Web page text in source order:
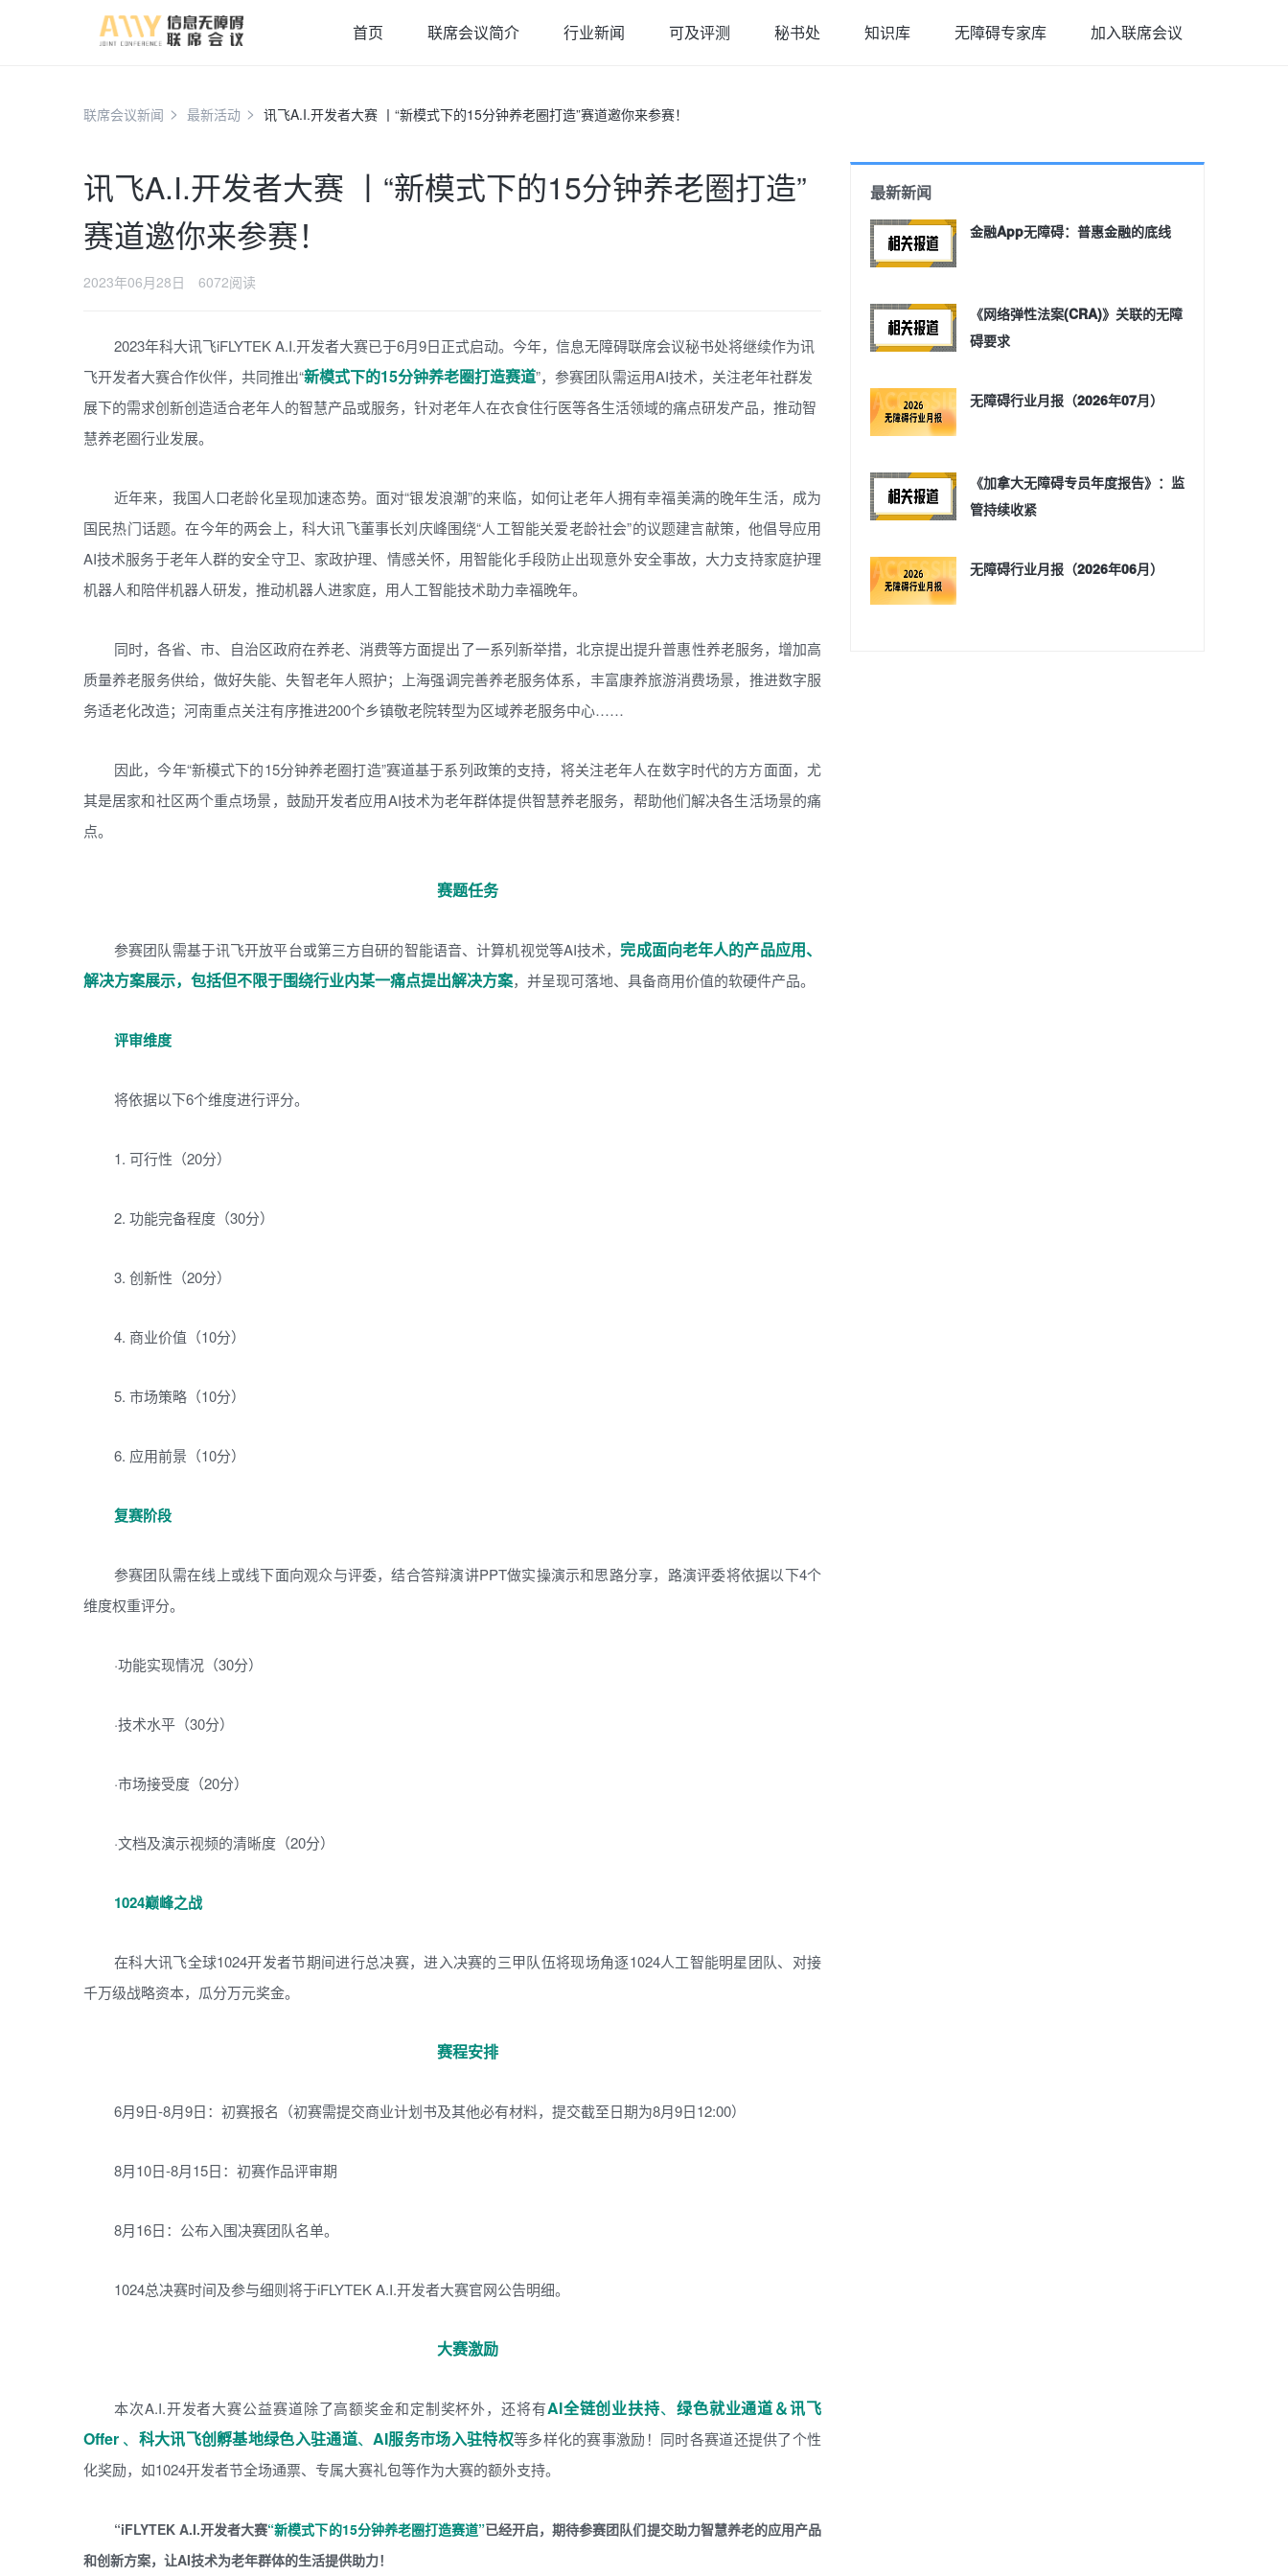
首页 联席会议简介 行业新闻 可及评测 秘书处 知识库 无障碍专家库 加入联席会议
联席会议新闻 最新活动 讯飞A.I.开发者大赛 丨“新模式下的15分钟养老圈打造”赛道邀你来参赛！
讯飞A.I.开发者大赛 丨“新模式下的15分钟养老圈打造”
赛道邀你来参赛！
2023年06月28日 6072阅读
2023年科大讯飞iFLYTEK A.I.开发者大赛已于6月9日正式启动。今年，信息无障碍联席会议秘书处将继续作为讯
飞开发者大赛合作伙伴，共同推出“新模式下的15分钟养老圈打造赛道”，参赛团队需运用AI技术，关注老年社群发
展下的需求创新创造适合老年人的智慧产品或服务，针对老年人在衣食住行医等各生活领域的痛点研发产品，推动智
慧养老圈行业发展。
近年来，我国人口老龄化呈现加速态势。面对“银发浪潮”的来临，如何让老年人拥有幸福美满的晚年生活，成为
国民热门话题。在今年的两会上，科大讯飞董事长刘庆峰围绕“人工智能关爱老龄社会”的议题建言献策，他倡导应用
AI技术服务于老年人群的安全守卫、家政护理、情感关怀，用智能化手段防止出现意外安全事故，大力支持家庭护理
机器人和陪伴机器人研发，推动机器人进家庭，用人工智能技术助力幸福晚年。
同时，各省、市、自治区政府在养老、消费等方面提出了一系列新举措，北京提出提升普惠性养老服务，增加高
质量养老服务供给，做好失能、失智老年人照护；上海强调完善养老服务体系，丰富康养旅游消费场景，推进数字服
务适老化改造；河南重点关注有序推进200个乡镇敬老院转型为区域养老服务中心……
因此，今年“新模式下的15分钟养老圈打造”赛道基于系列政策的支持，将关注老年人在数字时代的方方面面，尤
其是居家和社区两个重点场景，鼓励开发者应用AI技术为老年群体提供智慧养老服务，帮助他们解决各生活场景的痛
点。
赛题任务
参赛团队需基于讯飞开放平台或第三方自研的智能语音、计算机视觉等AI技术，完成面向老年人的产品应用、
解决方案展示，包括但不限于围绕行业内某一痛点提出解决方案，并呈现可落地、具备商用价值的软硬件产品。
评审维度
将依据以下6个维度进行评分。
1. 可行性（20分）
2. 功能完备程度（30分）
3. 创新性（20分）
4. 商业价值（10分）
5. 市场策略（10分）
6. 应用前景（10分）
复赛阶段
参赛团队需在线上或线下面向观众与评委，结合答辩演讲PPT做实操演示和思路分享，路演评委将依据以下4个
维度权重评分。
·功能实现情况（30分）
·技术水平（30分）
·市场接受度（20分）
·文档及演示视频的清晰度（20分）
1024巅峰之战
在科大讯飞全球1024开发者节期间进行总决赛，进入决赛的三甲队伍将现场角逐1024人工智能明星团队、对接
千万级战略资本，瓜分万元奖金。
赛程安排
6月9日-8月9日：初赛报名（初赛需提交商业计划书及其他必有材料，提交截至日期为8月9日12:00）
8月10日-8月15日：初赛作品评审期
8月16日：公布入围决赛团队名单。
1024总决赛时间及参与细则将于iFLYTEK A.I.开发者大赛官网公告明细。
大赛激励
本次A.I.开发者大赛公益赛道除了高额奖金和定制奖杯外，还将有AI全链创业扶持、 绿色就业通道＆讯飞
Offer 、 科大讯飞创孵基地绿色入驻通道、AI服务市场入驻特权等多样化的赛事激励！同时各赛道还提供了个性
化奖励，如1024开发者节全场通票、专属大赛礼包等作为大赛的额外支持。
“iFLYTEK A.I.开发者大赛“新模式下的15分钟养老圈打造赛道”已经开启，期待参赛团队们提交助力智慧养老的应用产品
和创新方案，让AI技术为老年群体的生活提供助力！
最新新闻
金融App无障碍：普惠金融的底线
《网络弹性法案(CRA)》关联的无障
碍要求
无障碍行业月报（2026年07月）
《加拿大无障碍专员年度报告》：监
管持续收紧
无障碍行业月报（2026年06月）